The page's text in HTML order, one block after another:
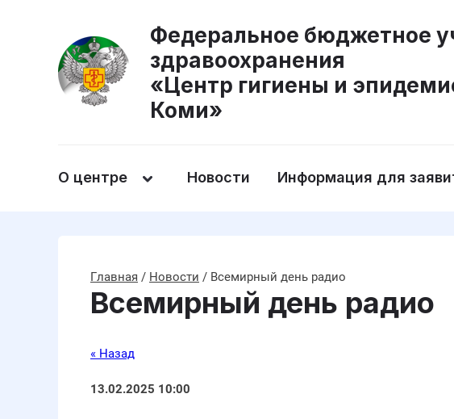
Федеральное бюджетное
здравоохранения
«Центр гигиены и
Коми»
О центре Новости Информация для
Главная / Новости / Всемирный день радио
Всемирный день радио
« Назад
13.02.2025 10:00